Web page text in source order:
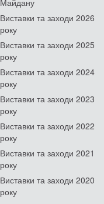
Виставки та заходи 2026
року
Виставки та заходи 2025
року
Виставки та заходи 2024
року
Виставки та заходи 2023
року
Виставки та заходи 2022
року
Виставки та заходи 2021
року
Виставки та заходи 2020
року